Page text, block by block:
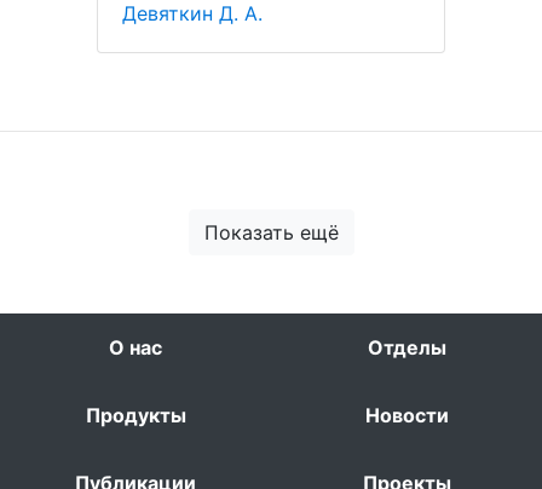
Девяткин Д. А.
Показать ещё
О нас Отделы
Продукты Новости
Публикации Проекты